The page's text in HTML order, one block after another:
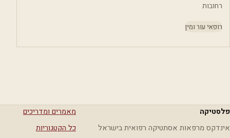
רחובות
רופאי עור ומין
פלסטיקה
אינדקס מרפאות אסתטיקה רפואית בישראל
מאמרים ומדריכים
כל הקטגוריות